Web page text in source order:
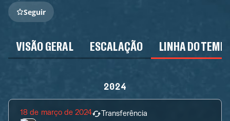
Seguir
VISÃO GERAL ESCALAÇÃO LINHA DO
2024
18 de março de 2024 Transferência